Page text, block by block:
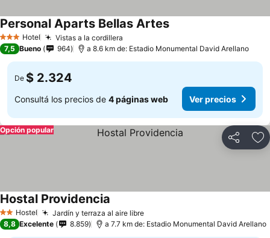
3 Estrellas
Hotel Vistas a la cordillera
Personal Aparts Bellas Artes
7,5 Bueno 964 a 8.6 km de: Estadio Monumental David Arellano
De $ 2.324
Consultá los precios de 4 páginas web Ver precios
Compartir
Opción popular
2 Estrellas
Hostel Jardín y terraza al aire libre
Hostal Providencia
8,8 Excelente 8.859 a 7.7 km de: Estadio Monumental David Arellano